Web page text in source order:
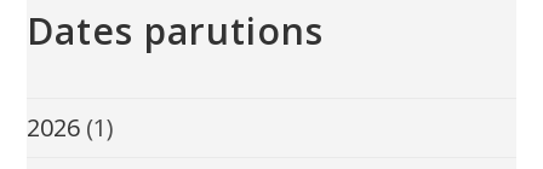
Dates parutions
2026 (1)